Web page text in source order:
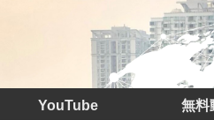
YouTube 無料